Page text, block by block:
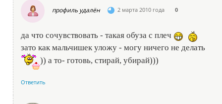
профиль удалён 2 марта 2010 года 0
да что сочувствовать - такая обуза с плеч
зато как мальчишек уложу - могу ничего не делать
)) а то- готовь, стирай, убирай)))
Ответить